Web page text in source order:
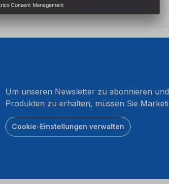
Um unseren Newsletter zu abonnieren
Produkten zu erhalten, müssen Sie
Cookie-Einstellungen verwalten